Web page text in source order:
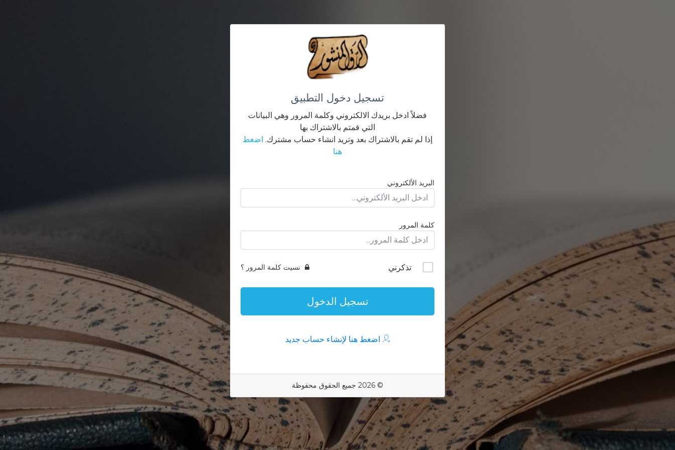
تسجيل دخول التطبيق
فضلاً ادخل بريدك الالكتروني وكلمة المرور وهي البيانات
التي قمتم بالاشتراك بها
إذا لم تقم بالاشتراك بعد وتريد انشاء حساب مشترك. اضغط
هنا
البريد الألكتروني
كلمة المرور
تذكرني نسيت كلمة المرور ؟
تسجيل الدخول
اضغط هنا لإنشاء حساب جديد
© 2026 جميع الحقوق محفوظة